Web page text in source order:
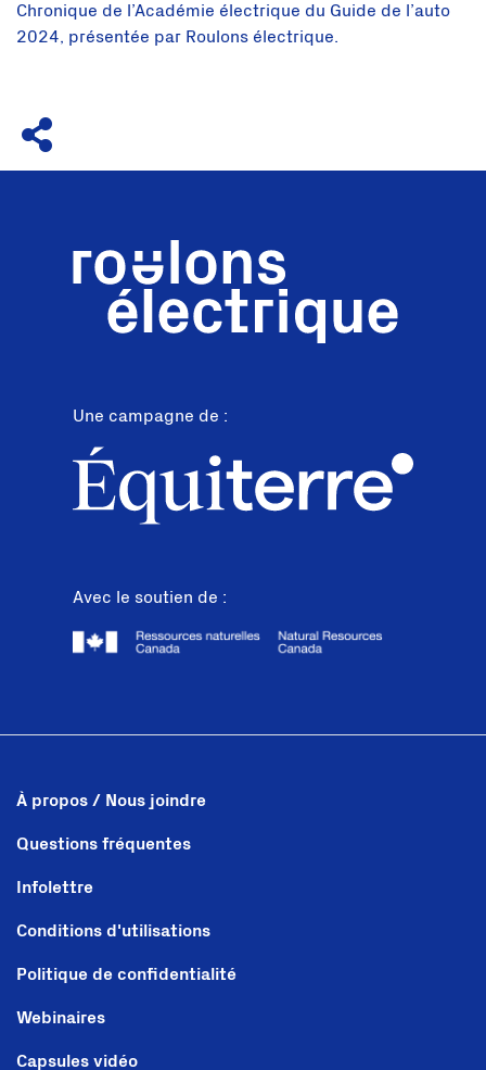
Chronique de l’Académie électrique du Guide de l’auto
2024, présentée par Roulons électrique.
Une campagne de :
Avec le soutien de :
À propos / Nous joindre
Questions fréquentes
Infolettre
Conditions d'utilisations
Politique de confidentialité
Webinaires
Capsules vidéo